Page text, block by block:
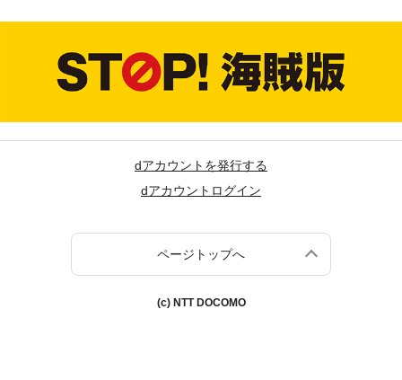
dアカウントを発行する
dアカウントログイン
ページトップへ
(c) NTT DOCOMO